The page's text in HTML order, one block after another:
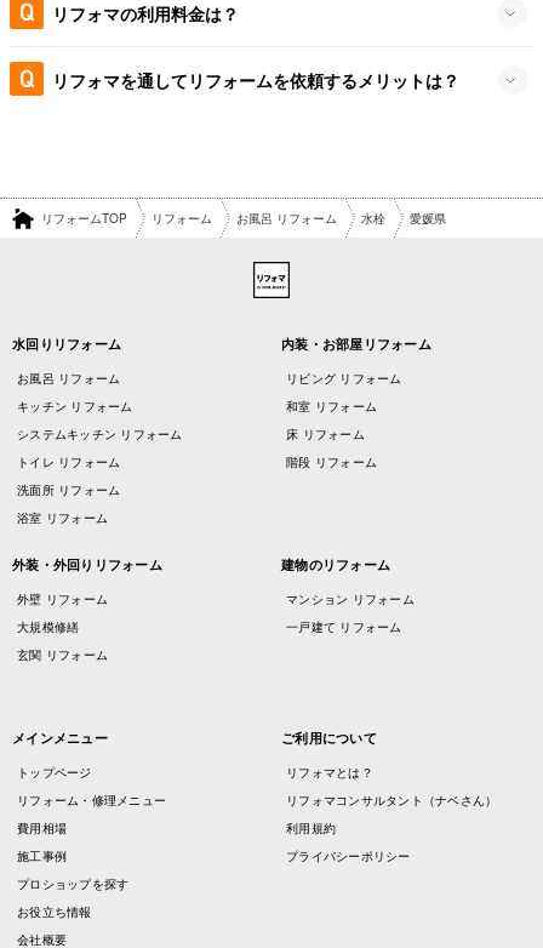
リフォマの利用料金は？
リフォマを通してリフォームを依頼するメリットは？
リフォームTOP リフォーム お風呂 リフォーム 水栓 愛媛県
水回りリフォーム
お風呂 リフォーム
キッチン リフォーム
システムキッチン リフォーム
トイレ リフォーム
洗面所 リフォーム
浴室 リフォーム
内装・お部屋リフォーム
リビング リフォーム
和室 リフォーム
床 リフォーム
階段 リフォーム
外装・外回りリフォーム
外壁 リフォーム
大規模修繕
玄関 リフォーム
建物のリフォーム
マンション リフォーム
一戸建て リフォーム
メインメニュー
トップページ
リフォーム・修理メニュー
費用相場
施工事例
プロショップを探す
お役立ち情報
会社概要
ご利用について
リフォマとは？
リフォマコンサルタント（ナベさん）
利用規約
プライバシーポリシー